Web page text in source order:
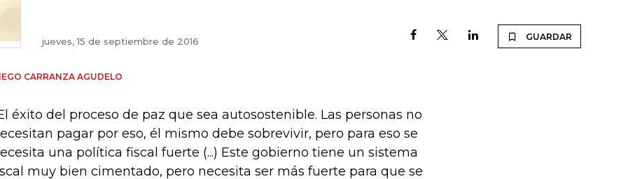
jueves, 15 de septiembre de 2016 GUARDAR
CARRANZA AGUDELO
éxito del proceso de paz que sea autosostenible. Las personas no
pagar por eso, él mismo debe sobrevivir, pero para eso se
una política fiscal fuerte (...) Este gobierno tiene un sistema
muy bien cimentado, pero necesita ser más fuerte para que se